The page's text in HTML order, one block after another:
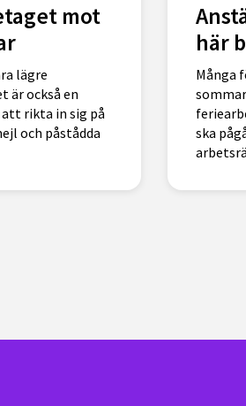
mot
lägre
är också en
att rikta in sig på
och påstådda
här
Många
ska